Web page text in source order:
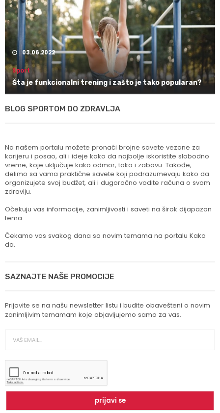
03.06.2022
Sport
Šta je funkcionalni trening i zašto je tako popularan?
BLOG SPORTOM DO ZDRAVLJA
Na našem portalu možete pronaći brojne savete vezane za
karijeru i posao, ali i ideje kako da najbolje iskoristite slobodno
vreme, koje uključuje kako odmor, tako i zabavu. Takođe,
delimo sa vama praktične savete koji podrazumevaju kako da
organizujete svoj budžet, ali i dugoročno vodite računa o svom
zdravlju.
Očekuju vas informacije, zanimljivosti i saveti na širok dijapazon
tema.
Čekamo vas svakog dana sa novim temama na portalu Kako
da.
SAZNAJTE NAŠE PROMOCIJE
Prijavite se na našu newsletter listu i budite obavešteni o novim
zanimljivim temamam koje objavljujemo samo za vas.